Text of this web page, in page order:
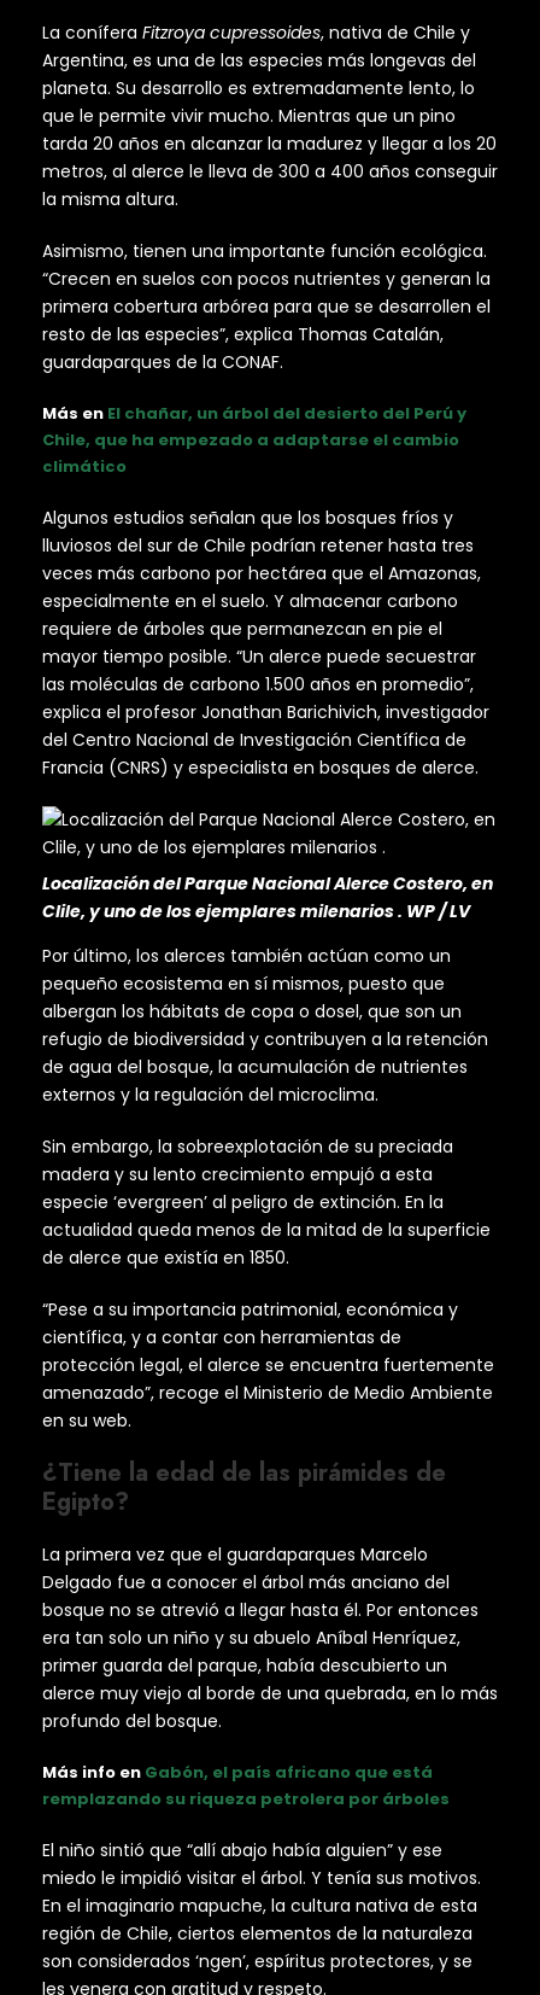
La conífera Fitzroya cupressoides, nativa de Chile y
Argentina, es una de las especies más longevas del
planeta. Su desarrollo es extremadamente lento, lo
que le permite vivir mucho. Mientras que un pino
tarda 20 años en alcanzar la madurez y llegar a los 20
metros, al alerce le lleva de 300 a 400 años conseguir
la misma altura.
Asimismo, tienen una importante función ecológica.
“Crecen en suelos con pocos nutrientes y generan la
primera cobertura arbórea para que se desarrollen el
resto de las especies”, explica Thomas Catalán,
guardaparques de la CONAF.
Más en El chañar, un árbol del desierto del Perú y
Chile, que ha empezado a adaptarse el cambio
climático
Algunos estudios señalan que los bosques fríos y
lluviosos del sur de Chile podrían retener hasta tres
veces más carbono por hectárea que el Amazonas,
especialmente en el suelo. Y almacenar carbono
requiere de árboles que permanezcan en pie el
mayor tiempo posible. “Un alerce puede secuestrar
las moléculas de carbono 1.500 años en promedio”,
explica el profesor Jonathan Barichivich, investigador
del Centro Nacional de Investigación Científica de
Francia (CNRS) y especialista en bosques de alerce.
Localización del Parque Nacional Alerce Costero, en
Clile, y uno de los ejemplares milenarios . WP / LV
Por último, los alerces también actúan como un
pequeño ecosistema en sí mismos, puesto que
albergan los hábitats de copa o dosel, que son un
refugio de biodiversidad y contribuyen a la retención
de agua del bosque, la acumulación de nutrientes
externos y la regulación del microclima.
Sin embargo, la sobreexplotación de su preciada
madera y su lento crecimiento empujó a esta
especie ‘evergreen’ al peligro de extinción. En la
actualidad queda menos de la mitad de la superficie
de alerce que existía en 1850.
“Pese a su importancia patrimonial, económica y
científica, y a contar con herramientas de
protección legal, el alerce se encuentra fuertemente
amenazado”, recoge el Ministerio de Medio Ambiente
en su web.
¿Tiene la edad de las pirámides de
Egipto?
La primera vez que el guardaparques Marcelo
Delgado fue a conocer el árbol más anciano del
bosque no se atrevió a llegar hasta él. Por entonces
era tan solo un niño y su abuelo Aníbal Henríquez,
primer guarda del parque, había descubierto un
alerce muy viejo al borde de una quebrada, en lo más
profundo del bosque.
Más info en Gabón, el país africano que está
remplazando su riqueza petrolera por árboles
El niño sintió que “allí abajo había alguien” y ese
miedo le impidió visitar el árbol. Y tenía sus motivos.
En el imaginario mapuche, la cultura nativa de esta
región de Chile, ciertos elementos de la naturaleza
son considerados ‘ngen’, espíritus protectores, y se
les venera con gratitud y respeto.